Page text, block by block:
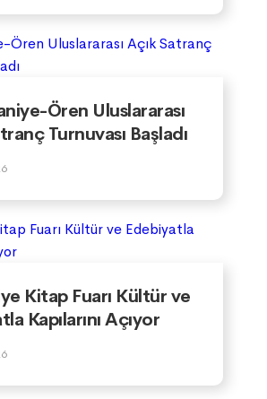
Ören Uluslararası
Turnuvası Başladı
Kitap Fuarı Kültür ve
Kapılarını Açıyor